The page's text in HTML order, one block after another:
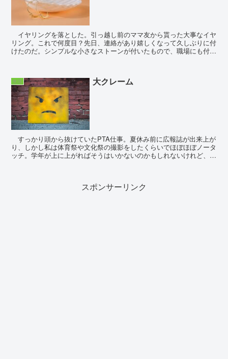
イヤリングを落とした。引っ越し前のママ友から貰った大事なイヤ
リング。これで何度目？先日、連絡があり嬉しくなって久しぶりに付
けたのだ。シンプルな小さなストーンが付いたもので、職場にも付け
生活 大クレーム
すっかり頭から抜けていたPTA仕事。夏休み前に広報誌が出来上が
り、しかし私は体育祭や文化祭の撮影をしたくらいでほぼほぼノータ
ッチ。学年が上に上がればそうはいかないのかもしれないけれど、今
スポンサーリンク